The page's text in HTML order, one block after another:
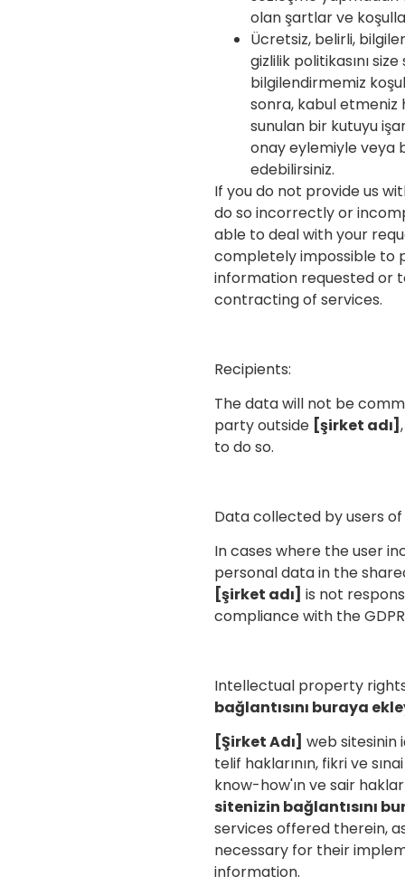
olan şartlar ve
Ücretsiz, belirli,
gizlilik politikasını
bilgilendirmemiz
sonra, kabul etmeniz
sunulan bir kutuyu
onay eylemiyle veya
edebilirsiniz.
If you do not provide us
do so incorrectly or
able to deal with your
completely impossible to
information requested or
contracting of services.
Recipients:
The data will not be
party outside [şirket adı]
to do so.
Data collected by users
In cases where the user
personal data in the
[şirket adı] is not
compliance with the
Intellectual property
bağlantısını buraya
[Şirket Adı] web sitesinin
telif haklarının, fikri ve
know-how'ın ve sair
sitenizin bağlantısını
services offered therein,
necessary for their
information.